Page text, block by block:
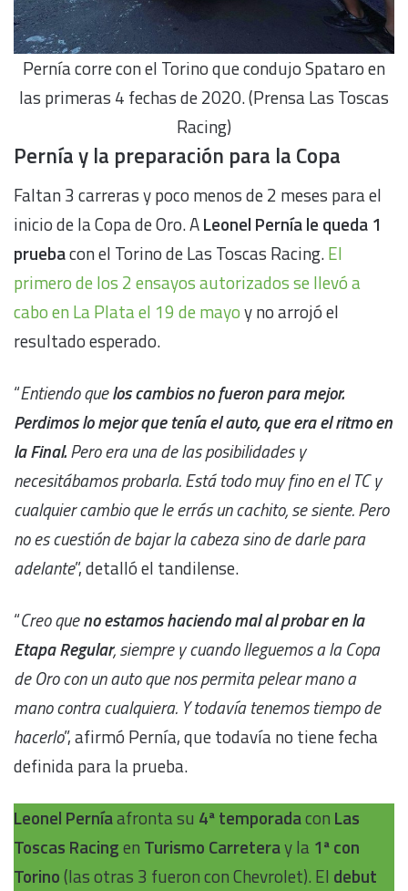
Pernía corre con el Torino que condujo Spataro en
las primeras 4 fechas de 2020. (Prensa Las Toscas
Racing)
Pernía y la preparación para la Copa
Faltan 3 carreras y poco menos de 2 meses para el
inicio de la Copa de Oro. ALeonel Pernía le queda 1
pruebacon el Torino de Las Toscas Racing.El
primero de los 2 ensayos autorizados se llevó a
cabo en La Plata el 19 de mayoy no arrojó el
resultado esperado.
“Entiendo quelos cambios no fueron para mejor.
Perdimos lo mejor que tenía el auto, que era el ritmo en
la Final.Pero era una de las posibilidades y
necesitábamos probarla. Está todo muy fino en el TC y
cualquier cambio que le errás un cachito, se siente. Pero
no es cuestión de bajar la cabeza sino de darle para
adelante”, detalló el tandilense.
“Creo queno estamos haciendo mal al probar en la
Etapa Regular, siempre y cuando lleguemos a la Copa
de Oro con un auto que nos permita pelear mano a
mano contra cualquiera. Y todavía tenemos tiempo de
hacerlo”, afirmó Pernía, que todavía no tiene fecha
definida para la prueba.
Leonel Perníaafronta su 4ª temporadacon Las
Toscas Racingen Turismo Carreteray la 1ª con
Torino(las otras 3 fueron con Chevrolet). El debut